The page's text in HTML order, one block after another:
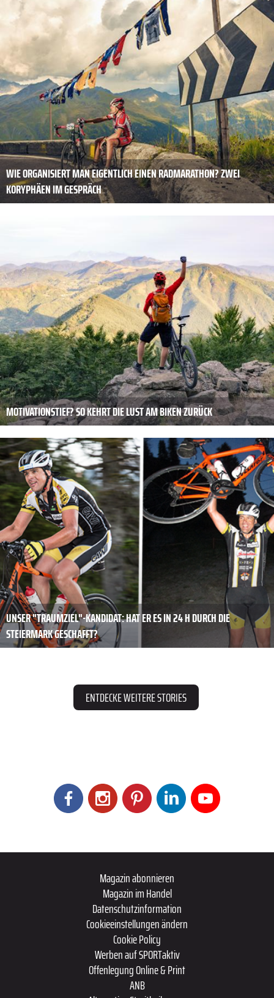
WIE ORGANISIERT MAN EIGENTLICH EINEN RADMARATHON? ZWEI
KORYPHÄEN IM GESPRÄCH
MOTIVATIONSTIEF? SO KEHRT DIE LUST AM BIKEN ZURÜCK
UNSER "TRAUMZIEL"-KANDIDAT: HAT ER ES IN 24 H DURCH DIE
STEIERMARK GESCHAFFT?
ENTDECKE WEITERE STORIES
Magazin abonnieren
Magazin im Handel
Datenschutzinformation
Cookieeinstellungen ändern
Cookie Policy
Werben auf SPORTaktiv
Offenlegung Online & Print
ANB